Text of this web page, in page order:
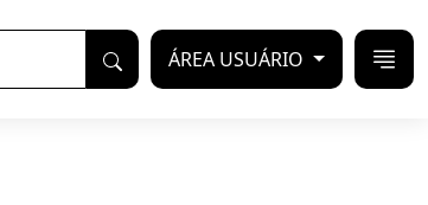
ÁREA USUÁRIO